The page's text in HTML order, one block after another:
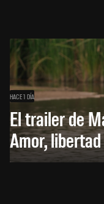
HACE 1 DÍA
El trailer de
Amor,